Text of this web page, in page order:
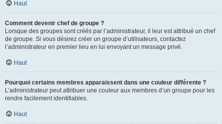
Haut
Comment devenir chef de groupe ?
Lorsque des groupes sont créés par l’administrateur, il leur est attribué un chef
de groupe. Si vous désirez créer un groupe d’utilisateurs, contactez
l’administrateur en premier lieu en lui envoyant un message privé.
Haut
Pourquoi certains membres apparaissent dans une couleur différente ?
L’administrateur peut attribuer une couleur aux membres d’un groupe pour les
rendre facilement identifiables.
Haut